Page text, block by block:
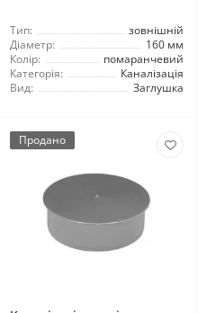
Тип:
зовнішній
Діаметр:
160 мм
Колір:
помаранчевий
Категорія:
Каналізація
Вид:
Заглушка
Продано